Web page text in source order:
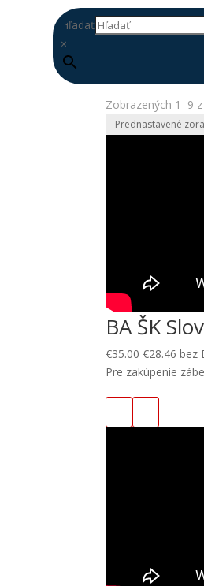
Hľadať
×
Zobrazených 1–9
BA ŠK
€35.00 €28.46 bez
Pre zakúpenie